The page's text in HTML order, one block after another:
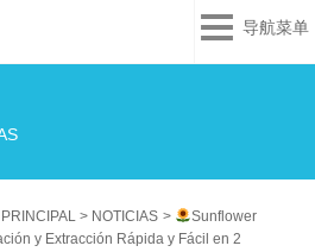
导航菜单
> NOTICIAS >
Sunflower
y Extracción Rápida y Fácil en 2